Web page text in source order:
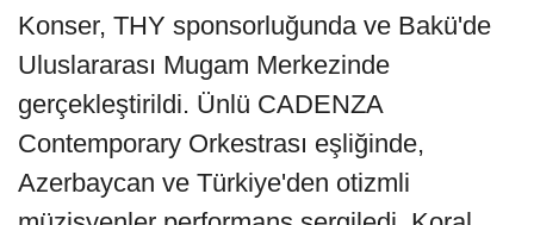
Konser, THY sponsorluğunda ve Bakü'de
Uluslararası Mugam Merkezinde
gerçekleştirildi. Ünlü CADENZA
Contemporary Orkestrası eşliğinde,
Azerbaycan ve Türkiye'den otizmli